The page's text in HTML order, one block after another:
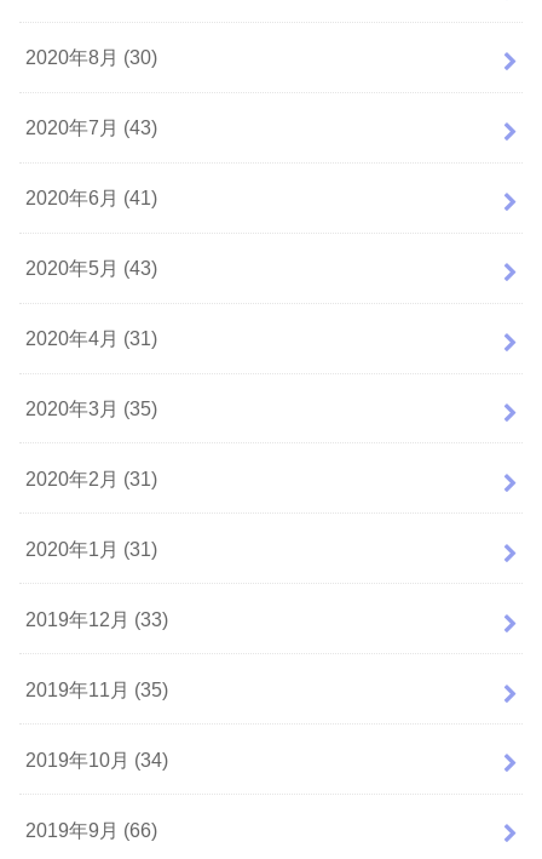
2020年8月 (30)
2020年7月 (43)
2020年6月 (41)
2020年5月 (43)
2020年4月 (31)
2020年3月 (35)
2020年2月 (31)
2020年1月 (31)
2019年12月 (33)
2019年11月 (35)
2019年10月 (34)
2019年9月 (66)